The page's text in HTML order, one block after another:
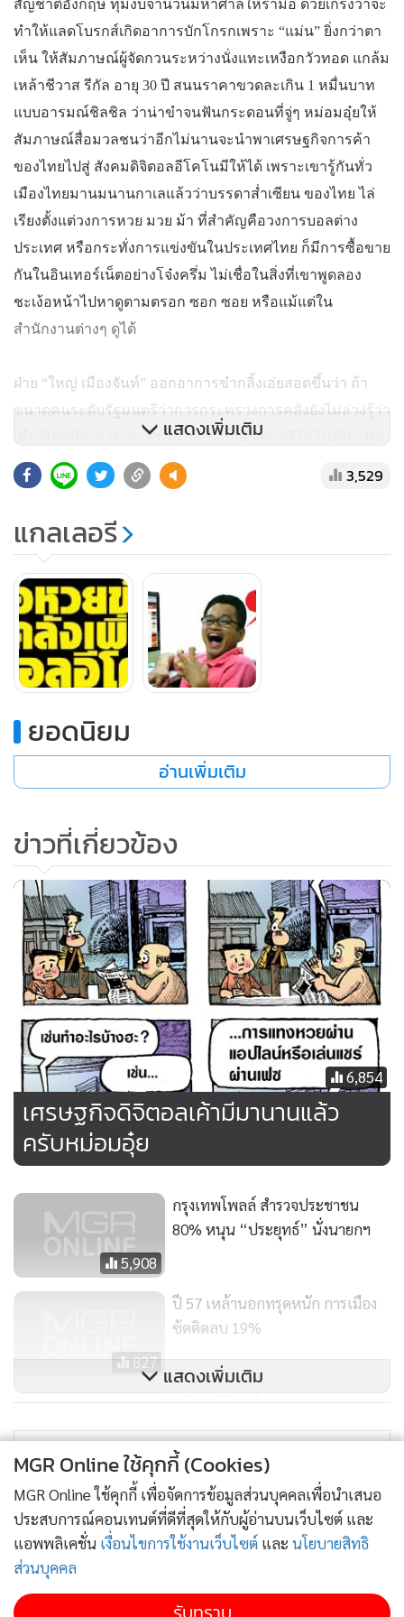
สัญชาติอังกฤษ ทุ่มงบจำนวนมหาศาลให้รามือ ด้วยเกรงว่าจะ
ทำให้แลดโบรกส์เกิดอาการบักโกรกเพราะ “แม่น” ยิ่งกว่าตา
เห็น ให้สัมภาษณ์ผู้จัดกวนระหว่างนั่งแทะเหงือกวัวทอด แกล้ม
เหล้าชีวาส รีกัล อายุ 30 ปี สนนราคาขวดละเกิน 1 หมื่นบาท
แบบอารมณ์ชิลชิล ว่าน่าขำจนฟันกระดอนที่จู่ๆ หม่อมอุ๋ยให้
สัมภาษณ์สื่อมวลชนว่าอีกไม่นานจะนำพาเศรษฐกิจการค้า
ของไทยไปสู่ สังคมดิจิตอลอีโคโนมีให้ได้ เพราะเขารู้กันทั่ว
เมืองไทยมานมนานกาเลแล้วว่าบรรดาส่ำเซียน ของไทย ไล่
เรียงตั้งแต่วงการหวย มวย ม้า ที่สำคัญคือวงการบอลต่าง
ประเทศ หรือกระทั่งการแข่งขันในประเทศไทย ก็มีการซื้อขาย
กันในอินเทอร์เน็ตอย่างโจ๋งครึ่ม ไม่เชื่อในสิ่งที่เขาพูดลอง
ชะเง้อหน้าไปหาดูตามตรอก ซอก ซอย หรือแม้แต่ใน
สำนักงานต่างๆ ดูได้
ฝ่าย “ใหญ่ เมืองจันท์” ออกอาการขำกลิ้งเอ่ยสอดขึ้นว่า ถ้า
ขนาดคนระดับรัฐมนตรีว่าการกระทรวงการคลังยังไม่ล่วงรู้ว่า
เมืองไทยมีการ ทำมาหากินในรูปแบบดิจิตอลอีโคโนมีมาเนิ่น
นานนับเป็นสิบๆ ปี ก็อาจมองเห็นอนาคตของเศรษฐกิจไทยไม่
น่าจะดีได้ตามใจหวัง เพราะแม้แต่กระทั่งคนเดินดินกินข้าว
แกงก็แทงหวย แทงบอล แทงม้า เล่นมวย กันด้วยรูปแบบ
ดิจิตอลออนไลน์กันจนหนำใจทุกเมื่อเชื่อวัน ฉะนั้น แทนที่หม่อ
มอุ๋ยจะพัฒนาเรื่องนี้ ลองหาส่ำเซียนกูรูที่รู้ดีมาขอคำปรึกษา
น่าจะเหมาะสมกว่าที่จะทำเอง หรือทำกับทีมที่ไม่รู้ข้อมูลลึก
จริงๆ
“ขนาดผมทำงานมือเป็นระวิงยังฝากน้องนุ่งแทงให้ได้ ว่าง
สวนเงาะ หรือจะสวนลำไยก็สุดแท้แต่พูล ไอ้เราก็คอยลุ้นอยู่
ข้างๆ คอยนับตังค์ใส่กระเป๋าพอเป็นค่าเหล้าค่าน้ำมันรถบ้าง
เล็กๆ น้อยๆ เอางี้สิ ถ้ารู้จักกับหม่อมอุ๋ยชวนท่านมาคุยแถว
นั้น แต่แสงเฮ้ากวงช่วงนี้ละแวกตรอกโรงไหมสาดประกาย
แร็งสสสส์ สะใจอย่าบอกใครเจร็งๆ” ใหญ่พูดอะไรช่วงท้ายๆ ก็
ไม่รุ (555)
แสดงเพิ่มเติม
3,529
แกลเลอรี
ยอดนิยม
อ่านเพิ่มเติม
ข่าวที่เกี่ยวข้อง
6,854
เศรษฐกิจดิจิตอลเค้ามีมานานแล้ว
ครับหม่อมอุ๋ย
5,908
กรุงเทพโพลล์ สำรวจประชาชน
80% หนุน “ประยุทธ์” นั่งนายกฯ
827
ปี 57 เหล้านอกทรุดหนัก การเมือง
ซัดติดลบ 19%
15,627
“ชีวาส รีกัล เอ็กซ์ตร้า”
ประสบการณ์ใหม่แห่งความพิเศษ
เหนือระดับ
แสดงเพิ่มเติม
MGR Online ใช้คุกกี้ (Cookies)
MGR Online ใช้คุกกี้ เพื่อจัดการข้อมูลส่วนบุคคลเพื่อนำเสนอ
ประสบการณ์คอนเทนต์ที่ดีที่สุดให้กับผู้อ่านบนเว็บไซต์ และ
แอพพลิเคชั่น เงื่อนไขการใช้งานเว็บไซต์ และ นโยบายสิทธิ
ส่วนบุคคล